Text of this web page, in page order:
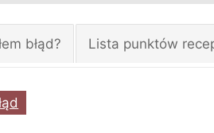
błąd? Lista punktów